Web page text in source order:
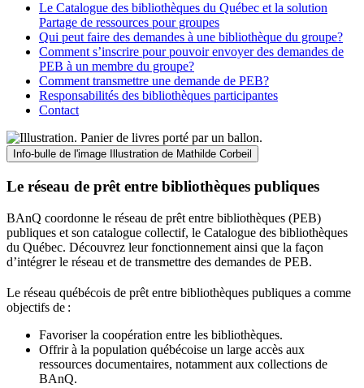
Le Catalogue des bibliothèques du Québec et la solution
Partage de ressources pour groupes
Qui peut faire des demandes à une bibliothèque du groupe?
Comment s’inscrire pour pouvoir envoyer des demandes de
PEB à un membre du groupe?
Comment transmettre une demande de PEB?
Responsabilités des bibliothèques participantes
Contact
Info-bulle de l'image Illustration de Mathilde Corbeil
Le réseau de prêt entre bibliothèques publiques
BAnQ coordonne le réseau de prêt entre bibliothèques (PEB)
publiques et son catalogue collectif, le Catalogue des bibliothèques
du Québec. Découvrez leur fonctionnement ainsi que la façon
d’intégrer le réseau et de transmettre des demandes de PEB.
Le réseau québécois de prêt entre bibliothèques publiques a comme
objectifs de :
Favoriser la coopération entre les bibliothèques.
Offrir à la population québécoise un large accès aux
ressources documentaires, notamment aux collections de
BAnQ.